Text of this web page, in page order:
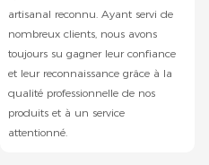
artisanal reconnu. Ayant servi de
nombreux clients, nous avons
toujours su gagner leur confiance
et leur reconnaissance grâce à la
qualité professionnelle de nos
produits et à un service
attentionné.